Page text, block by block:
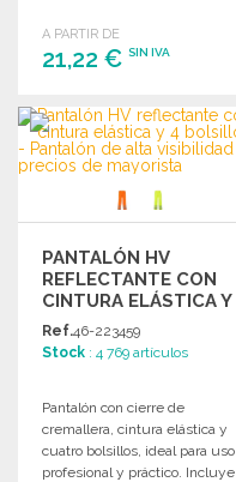
A PARTIR DE
21,22 € SIN IVA
PEDIR
Solicitar un presupuesto
PANTALÓN HV
REFLECTANTE CON
CINTURA ELÁSTICA Y
4 BOLSILLOS A
PRECIOS DE
MAYORISTA
Ref.46-223459
Stock : 4 769 artículos
Pantalón con cierre de
cremallera, cintura elástica y
cuatro bolsillos, ideal para uso
profesional y práctico. Incluye